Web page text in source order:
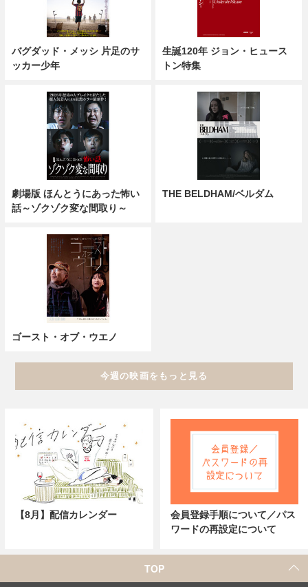
バグダッド・メッシ 片足のサ
ッカー少年
生誕120年 ジョン・ヒュース
トン特集
劇場版 ほんとうにあった怖い
話～ゾクゾク変な間取り～
THE BELDHAM/ベルダム
ゴースト・オブ・ウエノ
今週の映画をもっと見る
【8月】配信カレンダー
会員登録手順について／パス
ワードの再設定について
TOP